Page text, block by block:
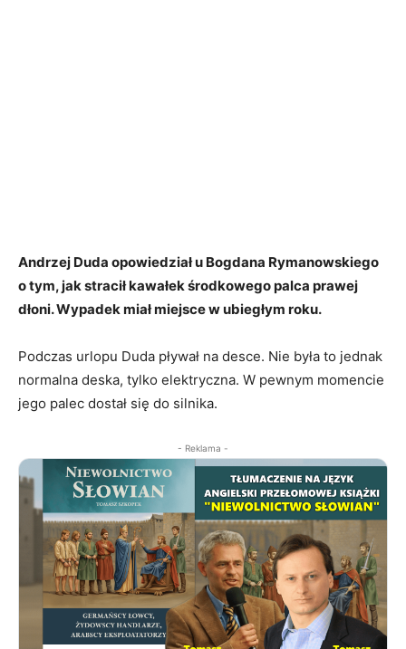
Andrzej Duda opowiedział u Bogdana Rymanowskiego
o tym, jak stracił kawałek środkowego palca prawej
dłoni. Wypadek miał miejsce w ubiegłym roku.
Podczas urlopu Duda pływał na desce. Nie była to jednak
normalna deska, tylko elektryczna. W pewnym momencie
jego palec dostał się do silnika.
- Reklama -